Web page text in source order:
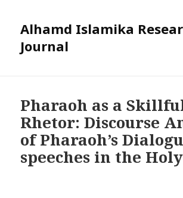
Alhamd Islamika
Journal
Pharaoh as a
Rhetor: Discourse
of Pharaoh’s
speeches in the